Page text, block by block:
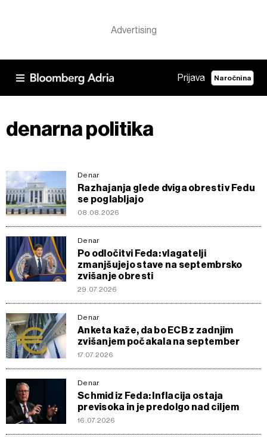
Prijava Naročnina
denarna politika
Denar
Razhajanja glede dviga obresti v Fedu
se poglabljajo
08.08.2026
Denar
Po odločitvi Feda: vlagatelji
zmanjšujejo stave na septembrsko
zvišanje obresti
29.07.2026
Denar
Anketa kaže, da bo ECB z zadnjim
zvišanjem počakala na september
17.07.2026
Denar
Schmid iz Feda: Inflacija ostaja
previsoka in je predolgo nad ciljem
16.07.2026